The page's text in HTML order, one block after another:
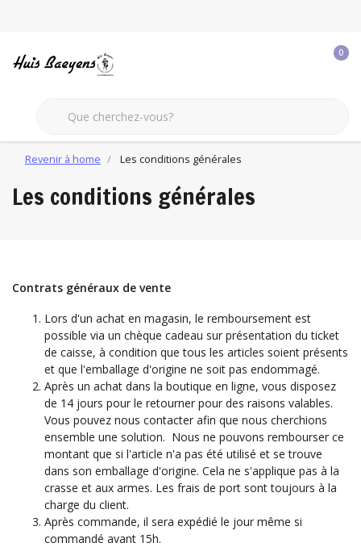
0
Revenir à home Les conditions générales
Les conditions générales
Contrats généraux de vente
Lors d'un achat en magasin, le remboursement est
possible via un chèque cadeau sur présentation du ticket
de caisse, à condition que tous les articles soient présents
et que l'emballage d'origine ne soit pas endommagé.
Après un achat dans la boutique en ligne, vous disposez
de 14 jours pour le retourner pour des raisons valables.
Vous pouvez nous contacter afin que nous cherchions
ensemble une solution. Nous ne pouvons rembourser ce
montant que si l'article n'a pas été utilisé et se trouve
dans son emballage d'origine. Cela ne s'applique pas à la
crasse et aux armes. Les frais de port sont toujours à la
charge du client.
Après commande, il sera expédié le jour même si
commandé avant 15h.